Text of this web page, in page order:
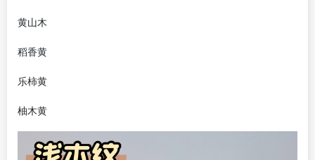
黄山木
稻香黄
乐柿黄
柚木黄